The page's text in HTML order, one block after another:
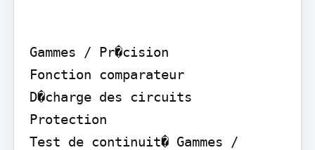
Gammes / Pr�cision
Fonction comparateur
D�charge des circuits
Protection
Test de continuit� Gammes /